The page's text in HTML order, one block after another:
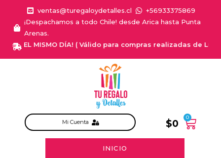
ventas@turegaloydetalles.cl
+56933375869
¡Despachamos a todo Chile! desde Arica hasta Punta
Arenas.
EL MISMO DÍA! ( Válido para compras realizadas de
Mi Cuenta $0
0
INICIO